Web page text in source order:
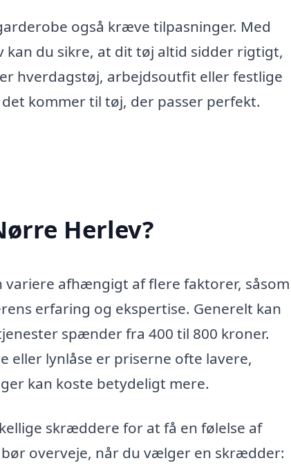
også kræve tilpasninger. Med
du sikre, at dit tøj altid sidder rigtigt,
hverdagstøj, arbejdsoutfit eller festlige
kommer til tøj, der passer perfekt.
Herlev?
afhængigt af flere faktorer, såsom
erfaring og ekspertise. Generelt kan
spænder fra 400 til 800 kroner.
eller lynlåse er priserne ofte lavere,
kan koste betydeligt mere.
skræddere for at få en følelse af
overveje, når du vælger en skrædder: